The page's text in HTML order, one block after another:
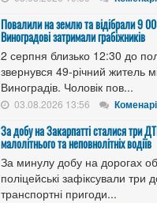
Повалили на землю та відібрали 9
Виноградові затримали грабіжників
2 серпня близько 12:30 до
звернувся 49-річний житель
Виноградів. Чоловік пов...
03.08.2026 13:56
За добу на Закарпатті сталися три
малолітнього та неповнолітніх водіїв
За минулу добу на дорогах
поліцейські зафіксували три
транспортні пригоди...